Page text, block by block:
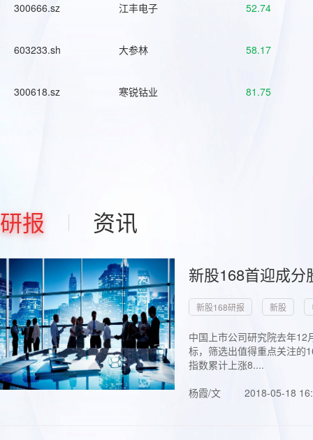
300666.sz 江丰电子 52.74
603233.sh 大参林 58.17
300618.sz 寒锐钴业 81.75
研报 资讯
新股168首迎成
新股168研报 新股
中国上市公司研究院去年
标，筛选出值得重点关注的
指数累计上涨8....
杨霞/文
2018-05-18